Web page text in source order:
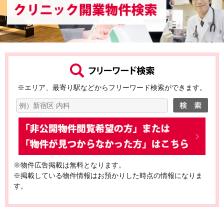
※エリア、最寄り駅などからフリーワード検索ができます。
※物件広告掲載は無料となります。
※掲載している物件情報はお預かりした時点の情報になりま
す。